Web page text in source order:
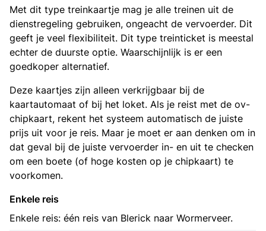
Met dit type treinkaartje mag je alle treinen uit de
dienstregeling gebruiken, ongeacht de vervoerder. Dit
geeft je veel flexibiliteit. Dit type treinticket is meestal
echter de duurste optie. Waarschijnlijk is er een
goedkoper alternatief.
Deze kaartjes zijn alleen verkrijgbaar bij de
kaartautomaat of bij het loket. Als je reist met de ov-
chipkaart, rekent het systeem automatisch de juiste
prijs uit voor je reis. Maar je moet er aan denken om in
dat geval bij de juiste vervoerder in- en uit te checken
om een boete (of hoge kosten op je chipkaart) te
voorkomen.
Enkele reis
Enkele reis: één reis van Blerick naar Wormerveer.